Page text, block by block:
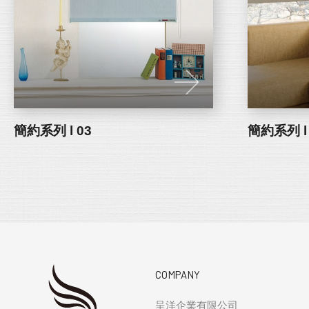
簡約系列 l 03 簡約系列
COMPANY
呈洋企業有限公司